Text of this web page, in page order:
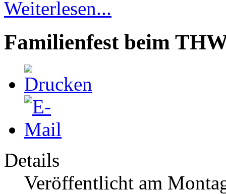
Weiterlesen...
Familienfest beim
Details
Veröffentlicht am